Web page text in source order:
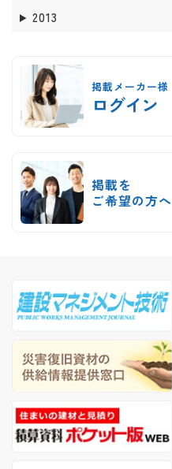
2013
掲載メーカー様
ログイン
掲載を
ご希望の方へ